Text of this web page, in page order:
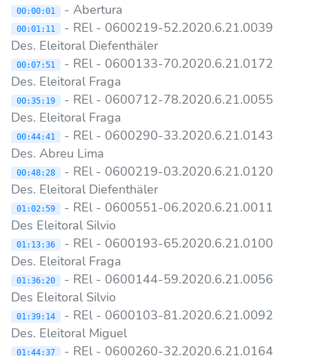
00:00:01 - Abertura
00:01:11
- REl - 0600219-52.2020.6.21.0039
Des. Eleitoral Diefenthäler
00:07:51
- REl - 0600133-70.2020.6.21.0172
Des. Eleitoral Fraga
00:35:19
- REl - 0600712-78.2020.6.21.0055
Des. Eleitoral Fraga
00:44:41
- REl - 0600290-33.2020.6.21.0143
Des. Abreu Lima
00:48:28
- REl - 0600219-03.2020.6.21.0120
Des. Eleitoral Diefenthäler
01:02:59
- REl - 0600551-06.2020.6.21.0011
Des Eleitoral Silvio
01:13:36
- REl - 0600193-65.2020.6.21.0100
Des. Eleitoral Fraga
01:36:20
- REl - 0600144-59.2020.6.21.0056
Des Eleitoral Silvio
01:39:14
- REl - 0600103-81.2020.6.21.0092
Des. Eleitoral Miguel
01:44:37
- REl - 0600260-32.2020.6.21.0164